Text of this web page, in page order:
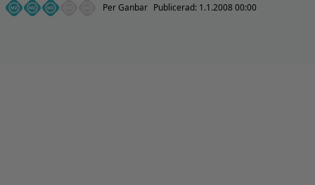
Per Ganbar Publicerad: 1.1.2008 00:00